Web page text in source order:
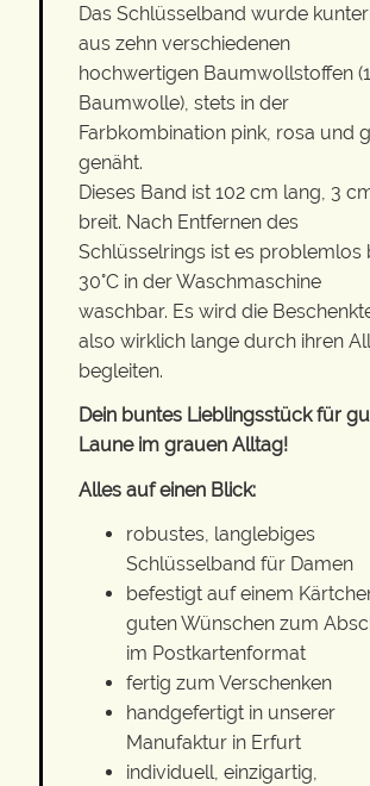
Das Schlüsselband wurde
aus zehn verschiedenen
hochwertigen Baumwollstoffen
Baumwolle), stets in der
Farbkombination pink, rosa und
genäht.
Dieses Band ist 102 cm lang, 3
breit. Nach Entfernen des
Schlüsselrings ist es problemlos
30°C in der Waschmaschine
waschbar. Es wird die
also wirklich lange durch ihren
begleiten.
Dein buntes Lieblingsstück für
Laune im grauen Alltag!
Alles auf einen Blick:
robustes, langlebiges
Schlüsselband für Damen
befestigt auf einem
guten Wünschen zum
im Postkartenformat
fertig zum Verschenken
handgefertigt in unserer
Manufaktur in Erfurt
individuell, einzigartig,